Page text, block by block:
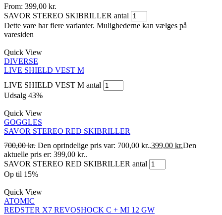
From: 399,00 kr.
SAVOR STEREO SKIBRILLER antal
Dette vare har flere varianter. Mulighederne kan vælges på
varesiden
Quick View
DIVERSE
LIVE SHIELD VEST M
LIVE SHIELD VEST M antal
Udsalg 43%
Quick View
GOGGLES
SAVOR STEREO RED SKIBRILLER
700,00kr. Den oprindelige pris var: 700,00 kr..399,00 kr.Den
aktuelle pris er: 399,00 kr..
SAVOR STEREO RED SKIBRILLER antal
Op til 15%
Quick View
ATOMIC
REDSTER X7 REVOSHOCK C + MI 12 GW